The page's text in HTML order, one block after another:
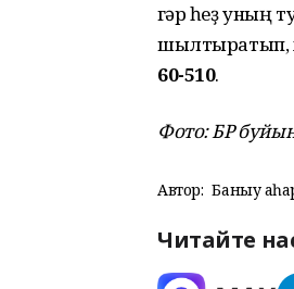
Әгәр һеҙ уның
шылтыратып,
60-510.
Фото: БР
Автор: Баныу
Читайте